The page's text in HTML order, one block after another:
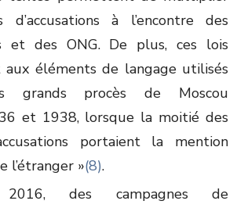
d’accusations à l’encontre des
et des ONG. De plus, ces lois
aux éléments de langage utilisés
grands procès de Moscou
et 1938, lorsque la moitié des
portaient la mention
l’étranger »(8).
2016, des campagnes de